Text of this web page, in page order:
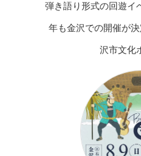
弾き語り形式の回遊イ
年も金沢での開催
沢市文化